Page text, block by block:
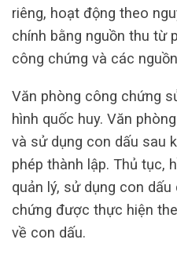
riêng, hoạt động theo
chính bằng nguồn thu từ
công chứng và các
Văn phòng công chứng
hình quốc huy. Văn
và sử dụng con dấu sau
phép thành lập. Thủ tục,
quản lý, sử dụng con
chứng được thực hiện
về con dấu.